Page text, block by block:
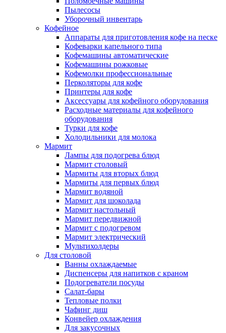
Пылесосы
Уборочный инвентарь
Кофейное
Аппараты для приготовления кофе на песке
Кофеварки капельного типа
Кофемашины автоматические
Кофемашины рожковые
Кофемолки профессиональные
Перколяторы для кофе
Принтеры для кофе
Аксессуары для кофейного оборудования
Расходные материалы для кофейного
оборудования
Турки для кофе
Холодильники для молока
Мармит
Лампы для подогрева блюд
Мармит столовый
Мармиты для вторых блюд
Мармиты для первых блюд
Мармит водяной
Мармит для шоколада
Мармит настольный
Мармит передвижной
Мармит с подогревом
Мармит электрический
Мультихолдеры
Для столовой
Ванны охлаждаемые
Диспенсеры для напитков с краном
Подогреватели посуды
Салат-бары
Тепловые полки
Чафинг диш
Конвейер охлаждения
Для закусочных